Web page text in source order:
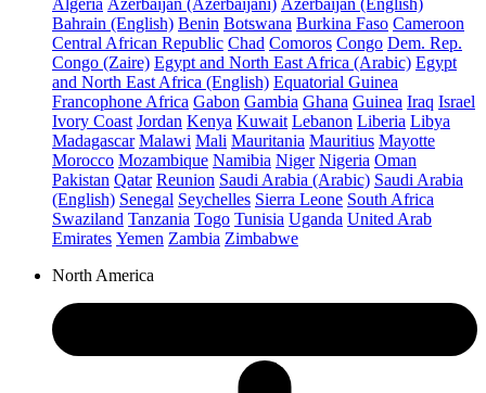
Algeria Azerbaijan (Azerbaijani) Azerbaijan (English)
Bahrain (English) Benin Botswana Burkina Faso Cameroon
Central African Republic Chad Comoros Congo Dem. Rep.
Congo (Zaire) Egypt and North East Africa (Arabic) Egypt
and North East Africa (English) Equatorial Guinea
Francophone Africa Gabon Gambia Ghana Guinea Iraq Israel
Ivory Coast Jordan Kenya Kuwait Lebanon Liberia Libya
Madagascar Malawi Mali Mauritania Mauritius Mayotte
Morocco Mozambique Namibia Niger Nigeria Oman
Pakistan Qatar Reunion Saudi Arabia (Arabic) Saudi Arabia
(English) Senegal Seychelles Sierra Leone South Africa
Swaziland Tanzania Togo Tunisia Uganda United Arab
Emirates Yemen Zambia Zimbabwe
North America